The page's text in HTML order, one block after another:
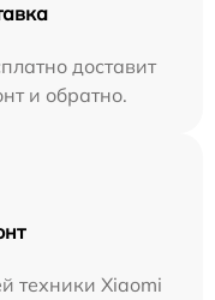
доставит
и обратно.
техники Xiaomi